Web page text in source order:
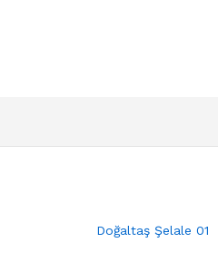
Doğaltaş Şelale 01